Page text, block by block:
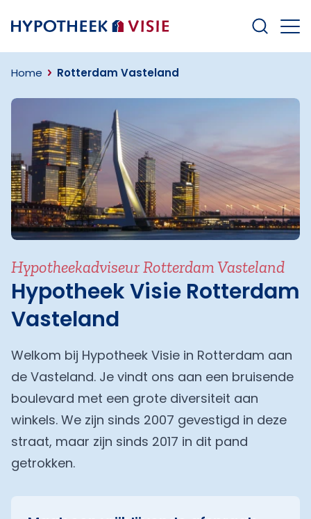
Terug naar home
Home Rotterdam Vasteland
Hypotheekadviseur Rotterdam Vasteland
Hypotheek Visie Rotterdam
Vasteland
Welkom bij Hypotheek Visie in Rotterdam aan
de Vasteland. Je vindt ons aan een bruisende
boulevard met een grote diversiteit aan
winkels. We zijn sinds 2007 gevestigd in deze
straat, maar zijn sinds 2017 in dit pand
getrokken.